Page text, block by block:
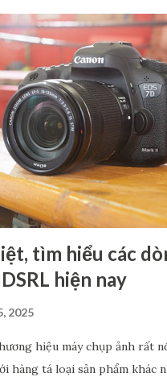
tìm hiểu các
hiện nay
2025
hiệu máy chụp ảnh rất
hàng tá loại sản phẩm khác